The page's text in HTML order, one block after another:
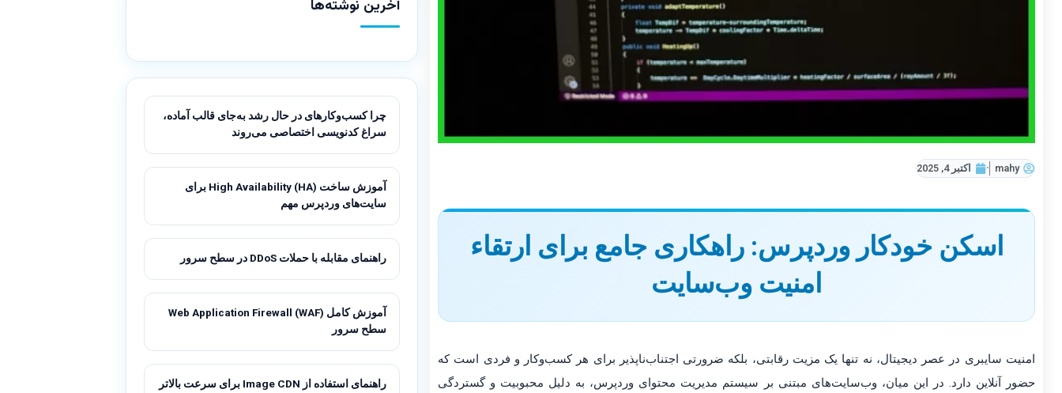
mahy اکتبر 4, 2025
اسکن خودکار وردپرس: راهکاری جامع برای ارتقاء
امنیت وب‌سایت
امنیت سایبری در عصر دیجیتال، نه تنها یک مزیت رقابتی، بلکه ضرورتی اجتناب‌ناپذیر برای هر کسب‌وکار و فردی است که
حضور آنلاین دارد. در این میان، وب‌سایت‌های مبتنی بر سیستم مدیریت محتوای وردپرس، به دلیل محبوبیت و گستردگی
آخرین نوشته‌ها
چرا کسب‌وکارهای در حال رشد به‌جای قالب آماده،
سراغ کدنویسی اختصاصی می‌روند
آموزش ساخت High Availability (HA) برای
سایت‌های وردپرس مهم
راهنمای مقابله با حملات DDoS در سطح سرور
آموزش کامل Web Application Firewall (WAF)
سطح سرور
راهنمای استفاده از Image CDN برای سرعت بالاتر